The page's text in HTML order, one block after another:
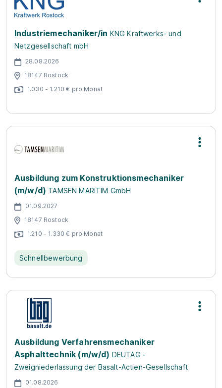
Industriemechaniker/in KNG Kraftwerks- und
Netzgesellschaft mbH
28.08.2026
18147 Rostock
1.030 - 1.210 € pro Monat
Ausbildung zum Konstruktionsmechaniker
(m/w/d) TAMSEN MARITIM GmbH
01.09.2027
18147 Rostock
1.210 - 1.330 € pro Monat
Schnellbewerbung
Ausbildung Verfahrensmechaniker
Asphalttechnik (m/w/d) DEUTAG -
Zweigniederlassung der Basalt-Actien-Gesellschaft
01.08.2026